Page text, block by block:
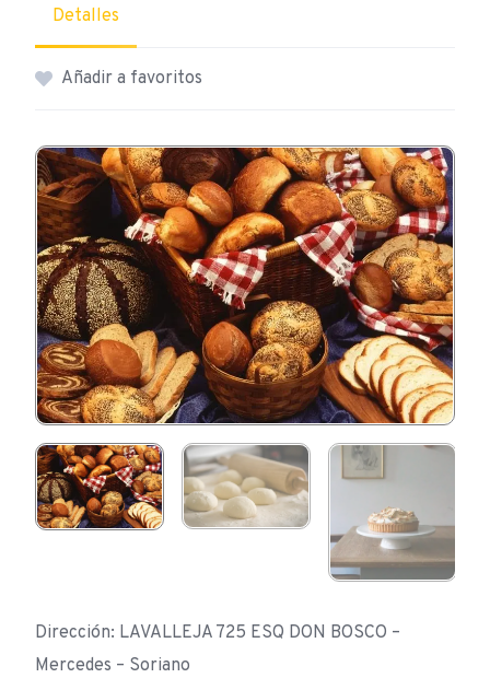
Detalles
Añadir a favoritos
Dirección: LAVALLEJA 725 ESQ DON BOSCO –
Mercedes – Soriano